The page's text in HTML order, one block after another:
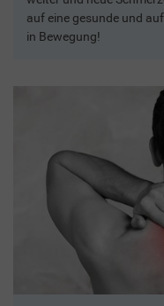
auf eine gesunde und
in Bewegung!